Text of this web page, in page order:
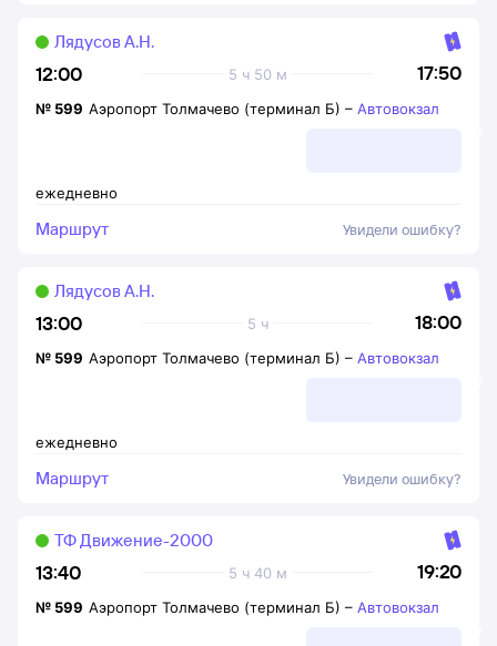
12:00 17:50
5 ч 50 м
Лядусов А.Н.
ежедневно
№ 599 Аэропорт Толмачево (терминал Б) – Автовокзал
Маршрут Увидели ошибку?
13:00 18:00
5 ч
Лядусов А.Н.
ежедневно
№ 599 Аэропорт Толмачево (терминал Б) – Автовокзал
Маршрут Увидели ошибку?
13:40 19:20
5 ч 40 м
ТФ Движение-2000
№ 599 Аэропорт Толмачево (терминал Б) – Автовокзал